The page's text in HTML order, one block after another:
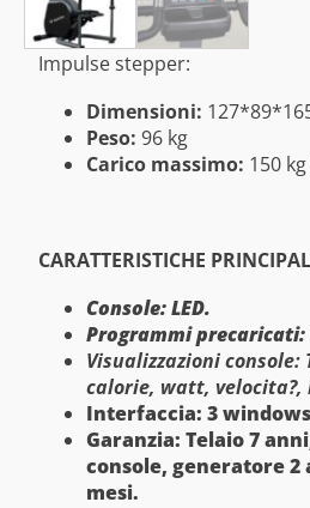
Impulse stepper:
Dimensioni:
Peso: 96 kg
Carico massimo: 150
CARATTERISTICHE
Console: LED.
Programmi precaricati:
Visualizzazioni console:
calorie, watt,
Interfaccia: 3
Garanzia: Telaio 7
console, generatore
mesi.